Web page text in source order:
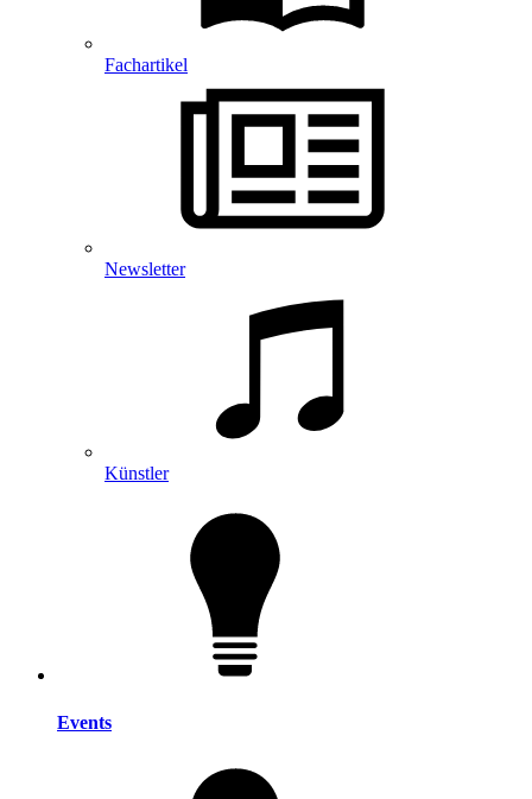
Fachartikel
Newsletter
Künstler
Events